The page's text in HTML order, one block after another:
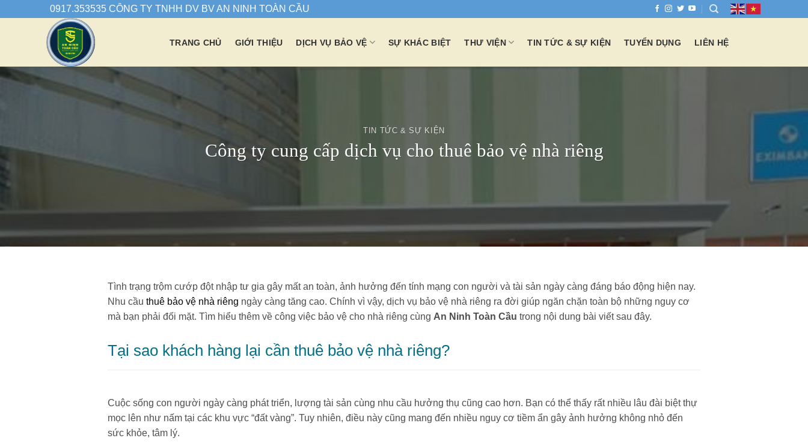
0917.353535 CÔNG TY TNHH DV BV AN NINH TOÀN CẦU
TRANG CHỦ GIỚI THIỆU DỊCH VỤ BẢO VỆ SỰ KHÁC BIỆT THƯ VIỆN TIN TỨC & SỰ KIỆN TUYỂN DỤNG LIÊN HỆ
TIN TỨC & SỰ KIỆN
Công ty cung cấp dịch vụ cho thuê bảo vệ nhà riêng
Tình trạng trộm cướp đột nhập tư gia gây mất an toàn, ảnh hưởng đến tính mạng con người và tài sản ngày càng đáng báo động hiện nay.
Nhu cầu thuê bảo vệ nhà riêng ngày càng tăng cao. Chính vì vậy, dịch vụ bảo vệ nhà riêng ra đời giúp ngăn chặn toàn bộ những nguy cơ
mà bạn phải đối mặt. Tìm hiểu thêm về công việc bảo vệ cho nhà riêng cùng An Ninh Toàn Cầu trong nội dung bài viết sau đây.
Tại sao khách hàng lại cần thuê bảo vệ nhà riêng?
Cuộc sống con người ngày càng phát triển, lượng tài sản cùng nhu cầu hưởng thụ cũng cao hơn. Bạn có thể thấy rất nhiều lâu đài biệt thự
mọc lên như nấm tại các khu vực “đất vàng”. Tuy nhiên, điều này cũng mang đến nhiều nguy cơ tiềm ẩn gây ảnh hưởng không nhỏ đến
sức khỏe, tâm lý.